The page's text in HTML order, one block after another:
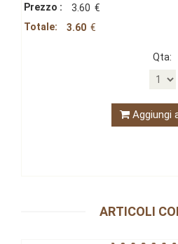
Prezzo : 3.60 €
Totale:
3.60 €
Qta:
Aggiungi
ARTICOLI